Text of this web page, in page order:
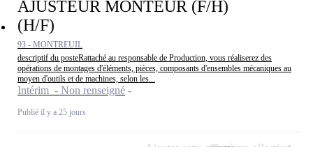
AJUSTEUR MONTEUR (F/H)
(H/F)
93 - MONTREUIL
descriptif du posteRattaché au responsable de Production, vous réaliserez des
opérations de montages d'éléments, pièces, composants d'ensembles mécaniques au
moyen d'outils et de machines, selon les...
Intérim - Non renseigné
Publié il y a 25 jours